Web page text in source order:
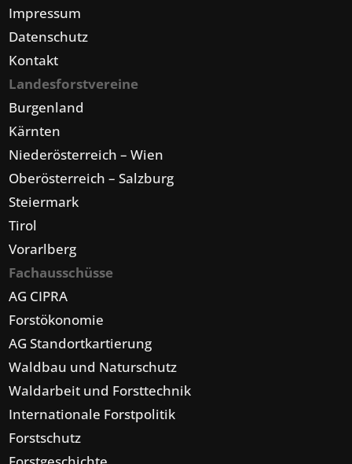
Impressum
Datenschutz
Kontakt
Landesforstvereine
Burgenland
Kärnten
Niederösterreich – Wien
Oberösterreich – Salzburg
Steiermark
Tirol
Vorarlberg
Fachausschüsse
AG CIPRA
Forstökonomie
AG Standortkartierung
Waldbau und Naturschutz
Waldarbeit und Forsttechnik
Internationale Forstpolitik
Forstschutz